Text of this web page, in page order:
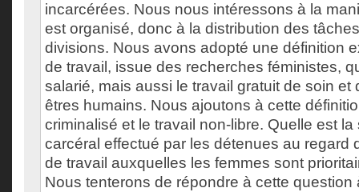
incarcérées. Nous nous intéressons à la
est organisé, donc à la distribution des
divisions. Nous avons adopté une définition
de travail, issue des recherches féministes,
salarié, mais aussi le travail gratuit de soin et
êtres humains. Nous ajoutons à cette
criminalisé et le travail non-libre. Quelle est
carcéral effectué par les détenues au regard
de travail auxquelles les femmes sont
Nous tenterons de répondre à cette question